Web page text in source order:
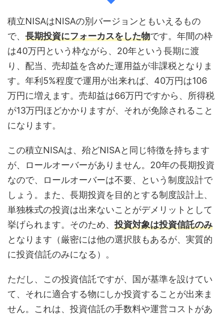
積立NISAはNISAの別バージョンともいえるもの
で、 長期投資にフォーカスをした物です。年間の枠
は40万円という枠ながら、20年という長期に渡
り、配当、売却益を含めた運用益が非課税となりま
す。年利5%程度で運用が出来れば、40万円は106
万円に増えます。売却益は66万円ですから、所得税
が13万円ほどかかりますが、それが免除されること
になります。
この積立NISAは、殆どNISAと同じ特徴を持ちます
が、ロールオーバーがありません。20年の長期投資
なので、ロールオーバーは不要、という制度設計で
しょう。また、長期投資を目的とする制度設計上、
単独株式の投資は出来ないことがデメリットとして
挙げられます。そのため、投資対象は投資信託のみ
となります（厳密には他の選択肢もあるが、実質的
に投資信託のみになる）。
ただし、この投資信託ですが、国が基準を設けてい
て、それに適合する物にしか投資することが出来ま
せん。これは、投資信託の手数料や運営コストがあ